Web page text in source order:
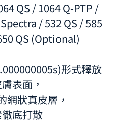
QS / 1064 Q-PTP /
/ 532 QS / 585
QS (Optional)
形式釋放
表面，
網狀真皮層，
底打散